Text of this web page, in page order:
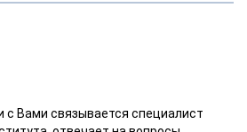
с Вами связывается специалист